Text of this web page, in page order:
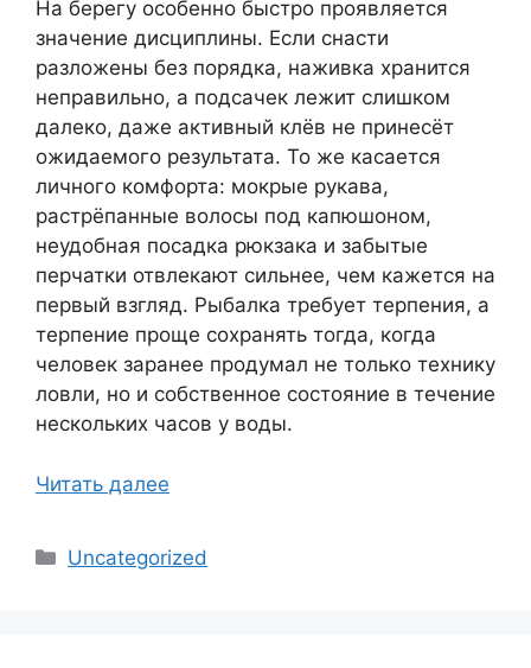
На берегу особенно быстро проявляется
значение дисциплины. Если снасти
разложены без порядка, наживка хранится
неправильно, а подсачек лежит слишком
далеко, даже активный клёв не принесёт
ожидаемого результата. То же касается
личного комфорта: мокрые рукава,
растрёпанные волосы под капюшоном,
неудобная посадка рюкзака и забытые
перчатки отвлекают сильнее, чем кажется на
первый взгляд. Рыбалка требует терпения, а
терпение проще сохранять тогда, когда
человек заранее продумал не только технику
ловли, но и собственное состояние в течение
нескольких часов у воды.
Читать далее
Рубрики
Uncategorized